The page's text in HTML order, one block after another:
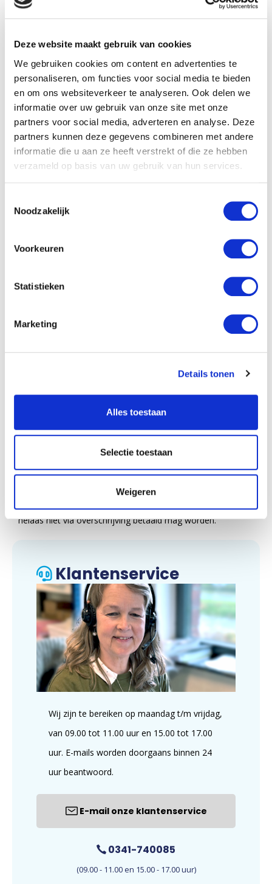
Deze website maakt gebruik van cookies
We gebruiken cookies om content en advertenties te
personaliseren, om functies voor social media te bieden
en om ons websiteverkeer te analyseren. Ook delen we
informatie over uw gebruik van onze site met onze
partners voor social media, adverteren en analyse. Deze
partners kunnen deze gegevens combineren met andere
informatie die u aan ze heeft verstrekt of die ze hebben
verzameld op basis van uw gebruik van hun services.
Noodzakelijk
Voorkeuren
Statistieken
Marketing
Details tonen
Alles toestaan
Selectie toestaan
Weigeren
geven aan familie, vrienden en kennissen. Het is leuk om te
doop- of belijdenis of gewoon als aardigheidje om iemand
mee te bemoedigen. Ook leuk voor bedrijven of
(christelijke) organisaties om te geven als relatie- of
eindejaarsgeschenk.
Bestel de Kameel.nl cadeaukaart eenvoudig online! De
Kameel.nl cadeaubon is vergelijkbaar met de Nationale
cadeaubon uitgeven aan vrijwel alle producten op onze
website. Denk aan dvd's, muziek of mooie wandborden.
Kunt u een product niet vinden? Neem dan even contact
met ons op, grote kans dat wij het wel voor u kunnen
De cadeaukaart is voorzien van een unieke code. Deze
Kameel.nl. De waarde van de cadeaukaart is niet
inwisselbaar voor contanten en we geven geen geld terug.
De cadeaukaart mag eenmalig gebruikt worden.
of creditkaart betaald worden. Dit betekent dat het restant
helaas niet via overschrijving betaald mag worden.
Klantenservice
Wij zijn te bereiken op maandag t/m vrijdag,
van 09.00 tot 11.00 uur en 15.00 tot 17.00
uur. E-mails worden doorgaans binnen 24
uur beantwoord.
E-mail onze klantenservice
0341-740085
(09.00 - 11.00 en 15.00 - 17.00 uur)